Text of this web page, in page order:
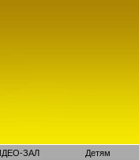
ЗАЛ Детям